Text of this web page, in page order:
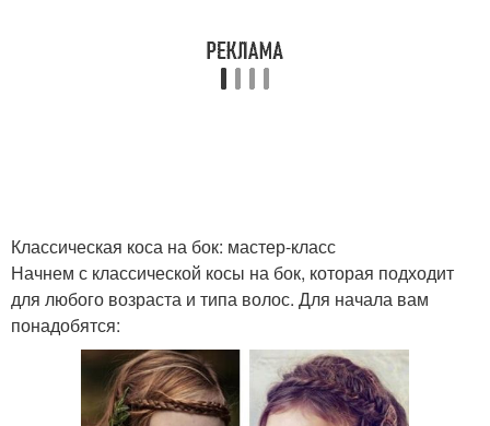
Классическая коса на бок: мастер-класс
Начнем с классической косы на бок, которая подходит
для любого возраста и типа волос. Для начала вам
понадобятся: